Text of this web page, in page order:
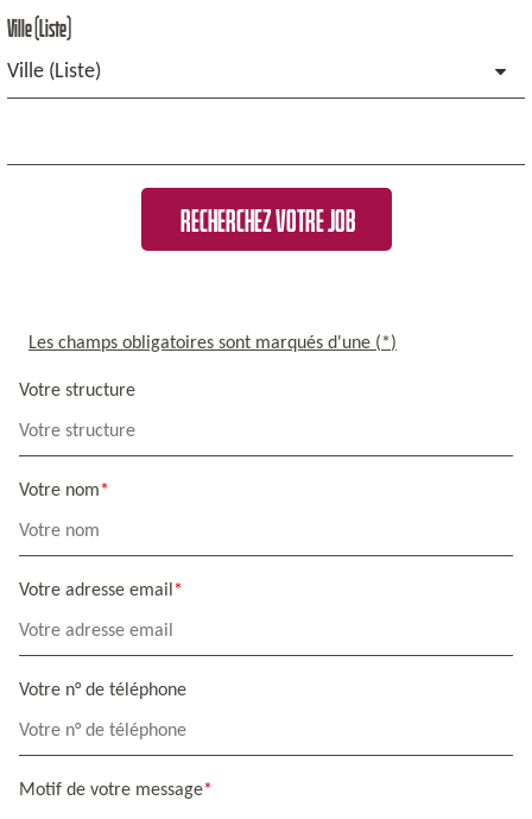
Ville (Liste)
Ville (Liste)
RECHERCHEZ VOTRE JOB
Les champs obligatoires sont marqués d'une (*)
Votre structure
Votre nom
Votre adresse email
Votre n° de téléphone
Motif de votre message